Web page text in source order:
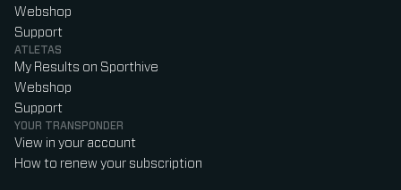
Webshop
Support
ATLETAS
My Results on Sporthive
Webshop
Support
YOUR TRANSPONDER
View in your account
How to renew your subscription